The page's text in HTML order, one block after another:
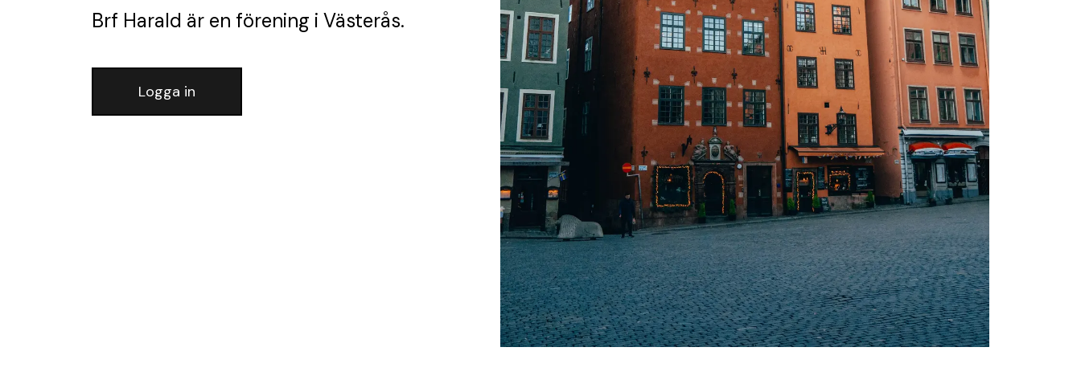
Brf Harald är en förening i Västerås.
Logga in